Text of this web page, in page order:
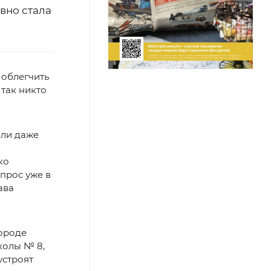
стала
никто
даже
уже в
№ 8,